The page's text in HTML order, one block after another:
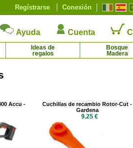
Conexión
Regístrarse
Ayuda Cuenta
Ideas de
regalos
Bosque
Madera
'Yellow Fairy'
- 8.61 € 2.65 € -
Accu -
Cuchillas de recambio Rotor-Cut -
Gardena
9.25 €